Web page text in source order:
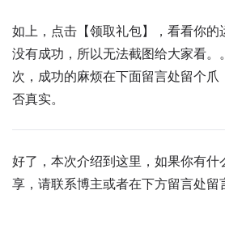
如上，点击【领取礼包】，看看你的
没有成功，所以无法截图给大家看。
次，成功的麻烦在下面留言处留个爪
否真实。
好了，本次介绍到这里，如果你有什
享，请联系博主或者在下方留言处留